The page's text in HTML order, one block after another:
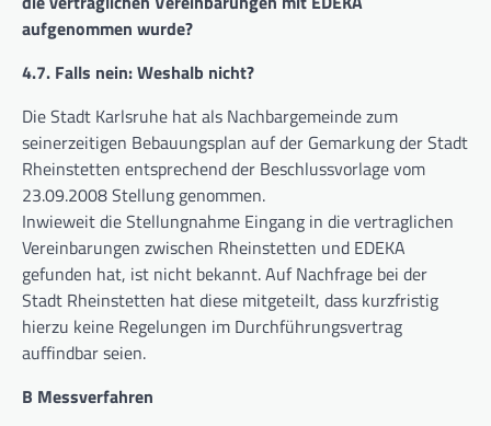
aufgenommen wurde?
4.7. Falls nein: Weshalb nicht?
Die Stadt Karlsruhe hat als Nachbargemeinde zum
seinerzeitigen Bebauungsplan auf der Gemarkung der Stadt
Rheinstetten entsprechend der Beschlussvorlage vom
23.09.2008 Stellung genommen.
Inwieweit die Stellungnahme Eingang in die vertraglichen
Vereinbarungen zwischen Rheinstetten und EDEKA
gefunden hat, ist nicht bekannt. Auf Nachfrage bei der
Stadt Rheinstetten hat diese mitgeteilt, dass kurzfristig
hierzu keine Regelungen im Durchführungsvertrag
auffindbar seien.
B Messverfahren